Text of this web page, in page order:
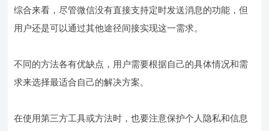
综合来看，尽管微信没有直接支持定时发送消息的功能，但
用户还是可以通过其他途径间接实现这一需求。
不同的方法各有优缺点，用户需要根据自己的具体情况和需
求来选择最适合自己的解决方案。
在使用第三方工具或方法时，也要注意保护个人隐私和信息